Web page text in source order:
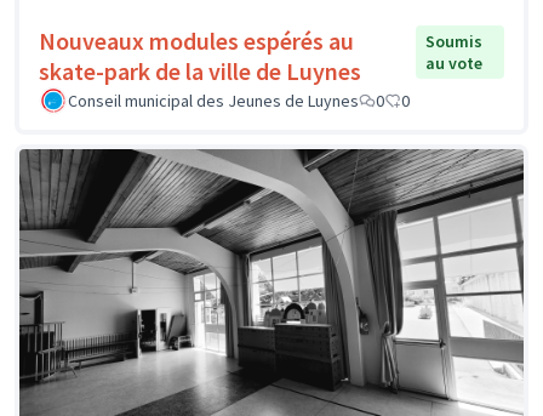
Nouveaux modules espérés au
skate-park de la ville de Luynes
Soumis
au vote
Conseil municipal des Jeunes de Luynes
0 0